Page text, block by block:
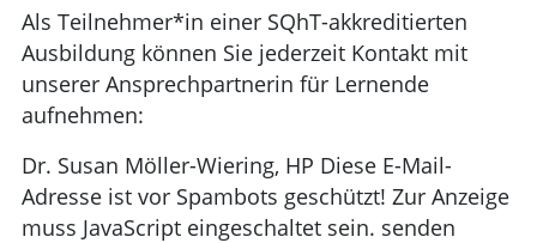
Als Teilnehmer*in einer SQhT-akkreditierten
Ausbildung können Sie jederzeit Kontakt mit
unserer Ansprechpartnerin für Lernende
aufnehmen:
Dr. Susan Möller-Wiering, HP Diese E-Mail-
Adresse ist vor Spambots geschützt! Zur Anzeige
muss JavaScript eingeschaltet sein. senden